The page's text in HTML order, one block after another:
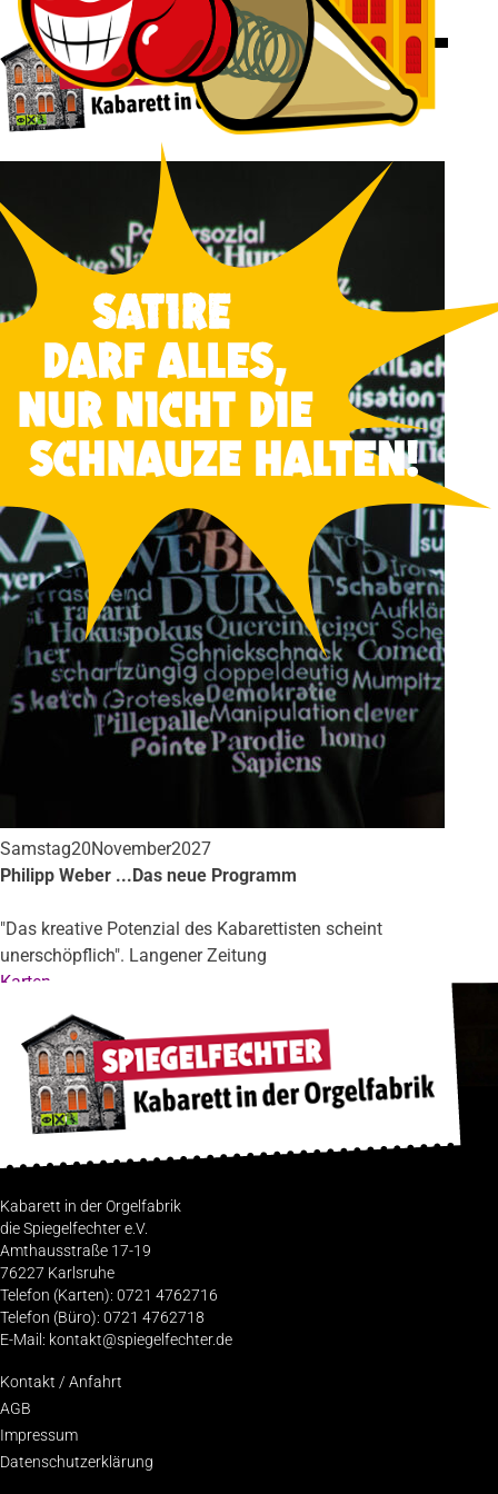
Samstag20November2027
Philipp Weber ...Das neue Programm
"Das kreative Potenzial des Kabarettisten scheint
unerschöpflich". Langener Zeitung
Karten
Kabarett in der Orgelfabrik
die Spiegelfechter e.V.
Amthausstraße 17-19
76227 Karlsruhe
Telefon (Karten): 0721 4762716
Telefon (Büro): 0721 4762718
E-Mail: kontakt@spiegelfechter.de
Kon­takt / Anfahrt
AGB
Impres­sum
Daten­schutz­er­klä­rung